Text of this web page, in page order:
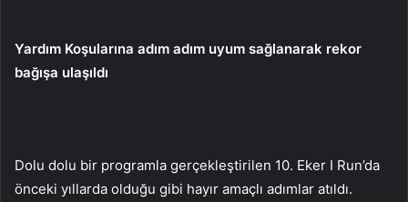
Yardım Koşularına adım adım uyum sağlanarak rekor
bağışa ulaşıldı
Dolu dolu bir programla gerçekleştirilen 10. Eker I Run’da
önceki yıllarda olduğu gibi hayır amaçlı adımlar atıldı.